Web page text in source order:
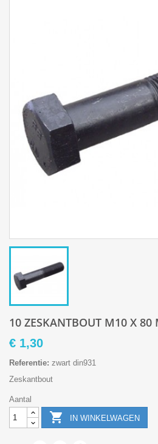
10 ZESKANTBOUT M10 X 80
€ 1,30
Referentie: zwart din931
Zeskantbout
Aantal
 IN WINKELWAGEN